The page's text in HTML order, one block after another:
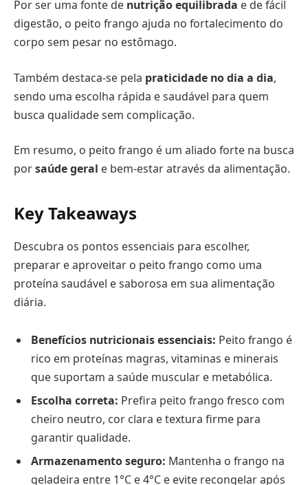
Por ser uma fonte de nutrição equilibrada e de fácil
digestão, o peito frango ajuda no fortalecimento do
corpo sem pesar no estômago.
Também destaca-se pela praticidade no dia a dia,
sendo uma escolha rápida e saudável para quem
busca qualidade sem complicação.
Em resumo, o peito frango é um aliado forte na busca
porsaúde geral e bem-estar através da alimentação.
Key Takeaways
Descubra os pontos essenciais para escolher,
preparar e aproveitar o peito frango como uma
proteína saudável e saborosa em sua alimentação
diária.
Benefícios nutricionais essenciais: Peito frango é
rico em proteínas magras, vitaminas e minerais
que suportam a saúde muscular e metabólica.
Escolha correta: Prefira peito frango fresco com
cheiro neutro, cor clara e textura firme para
garantir qualidade.
Armazenamento seguro: Mantenha o frango na
geladeira entre 1°C e 4°C e evite recongelar após